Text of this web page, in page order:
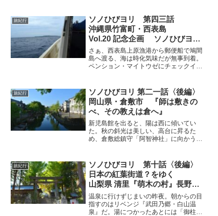
上通行止めの迂回、迂回の迂回地獄！！
のその2、読んでから歩くか、歩いてから
読むか（笑）。
旅紀行
ソノひびヨリ 第四三話
沖縄県竹富町・西表島
Vol.20 記念企画 ソノひびヨリ×
やいま道行
『リベンジ！ 冬の西表島。』
＜その3＞
さぁ、西表島上原漁港から郵便船で鳩間
島へ渡る、海は時化気味だが無事到着。
ペンション・マイトウゼにチェックイ
会！その後、あざて屋に連行され深夜の
酒盛りがはじまった・・・、それだけで
終わらないのが恐怖の酒の島だ。
旅紀行
ソノひびヨリ 第二一話〈後編〉
岡山県・倉敷市 『師は敷きの
べ、その教えは倉へ』
新児島館を出ると、陽は西に傾いてい
た。秋の斜光は美しい、高台に昇るた
め、倉敷総鎮守「阿智神社」に向かう。
い倉敷美観地区で、撮影ポイントを探
す、静かな朝の模様を写真で紹介してい
ます。当たり前の風景が、時間で変化す
る、そんな風景を紹介。
旅紀行
ソノひびヨリ 第十話〈後編〉
日本の紅葉街道？をゆく
山梨県 清里『萌木の村』長野県
『諏訪大社』
温泉に行けずじまいの昨夜。朝からの目
指すのはリベンジ『武田乃郷・白山温
泉』だ。湯につかったあとには「御柱」